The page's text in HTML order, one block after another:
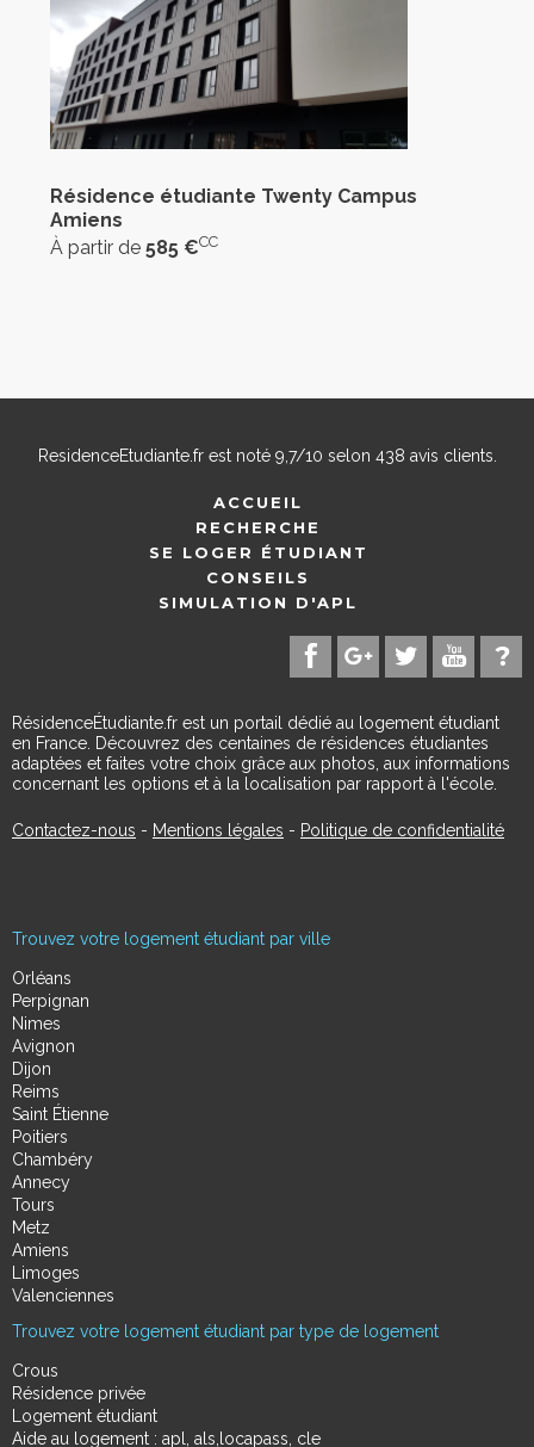
Résidence étudiante Twenty Campus
Amiens
À partir de 585 €CC
ResidenceEtudiante.frest noté 9,7/10 selon 438 avis clients.
ACCUEIL
RECHERCHE
SE LOGER ÉTUDIANT
CONSEILS
SIMULATION D'APL
RésidenceÉtudiante.fr est un portail dédié au logement étudiant
en France. Découvrez des centaines de résidences étudiantes
adaptées et faites votre choix grâce aux photos, aux informations
concernant les options et à la localisation par rapport à l'école.
Contactez-nous - Mentions légales - Politique de confidentialité
Trouvez votre logement étudiant par ville
Orléans
Perpignan
Nimes
Avignon
Dijon
Reims
Saint Étienne
Poitiers
Chambéry
Annecy
Tours
Metz
Amiens
Limoges
Valenciennes
Trouvez votre logement étudiant par type de logement
Crous
Résidence privée
Logement étudiant
Aide au logement : apl, als,locapass, cle